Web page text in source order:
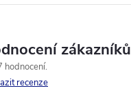
zákazníků
hodnocení
recenze